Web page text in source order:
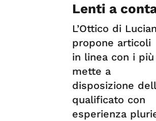
Lenti a
L’Ottico di
propone articoli
in linea con i
mette a
disposizione
qualificato con
esperienza